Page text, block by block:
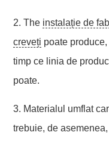
2. The instalație de
creveți poate
timp ce linia de
poate.
3. Materialul umflat
trebuie, de